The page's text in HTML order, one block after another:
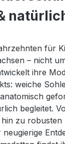
für
– nicht
ihre
weiche
begleitet.
zu robusten